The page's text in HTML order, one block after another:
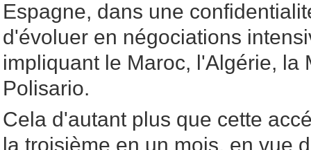
Espagne, dans une
d'évoluer en négociations
impliquant le Maroc, l'Algérie, la
Polisario.
Cela d'autant plus que cette
la troisième en un mois, en vue